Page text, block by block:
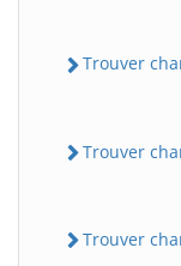
Trouver
Trouver
Trouver